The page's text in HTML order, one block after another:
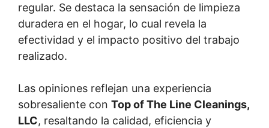
regular. Se destaca la sensación de limpieza
duradera en el hogar, lo cual revela la
efectividad y el impacto positivo del trabajo
realizado.
Las opiniones reflejan una experiencia
sobresaliente con Top of The Line Cleanings,
LLC, resaltando la calidad, eficiencia y